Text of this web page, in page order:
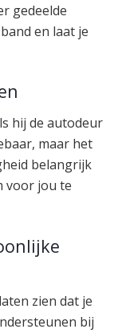
gedeelde
en laat je
hij de autodeur
maar het
belangrijk
voor jou te
zien dat je
bij